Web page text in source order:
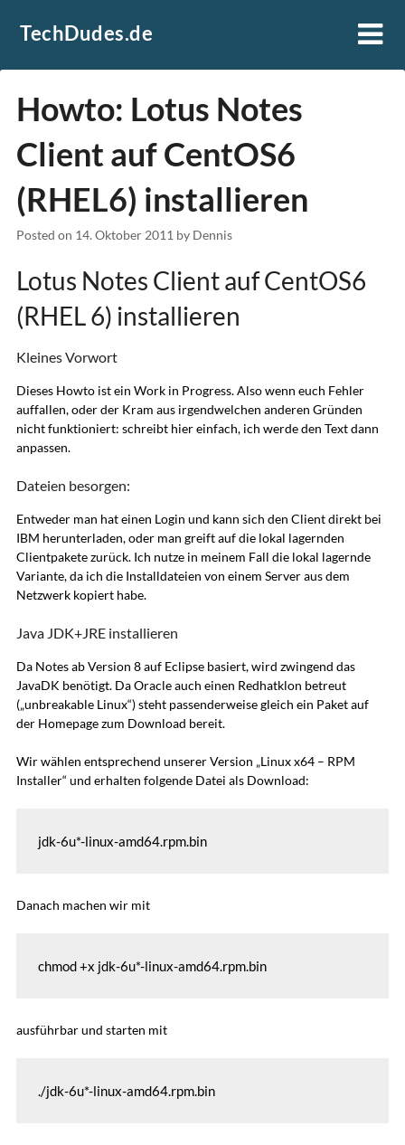
TechDudes.de
Howto: Lotus Notes
Client auf CentOS6
(RHEL6) installieren
Posted on 14. Oktober 2011 by Dennis
Lotus Notes Client auf CentOS6
(RHEL 6) installieren
Kleines Vorwort
Dieses Howto ist ein Work in Progress. Also wenn euch Fehler
auffallen, oder der Kram aus irgendwelchen anderen Gründen
nicht funktioniert: schreibt hier einfach, ich werde den Text dann
anpassen.
Dateien besorgen:
Entweder man hat einen Login und kann sich den Client direkt bei
IBM herunterladen, oder man greift auf die lokal lagernden
Clientpakete zurück. Ich nutze in meinem Fall die lokal lagernde
Variante, da ich die Installdateien von einem Server aus dem
Netzwerk kopiert habe.
Java JDK+JRE installieren
Da Notes ab Version 8 auf Eclipse basiert, wird zwingend das
JavaDK benötigt. Da Oracle auch einen Redhatklon betreut
(„unbreakable Linux“) steht passenderweise gleich ein Paket auf
der Homepage zum Download bereit.
Wir wählen entsprechend unserer Version „Linux x64 – RPM
Installer“ und erhalten folgende Datei als Download:
jdk-6u*-linux-amd64.rpm.bin
Danach machen wir mit
chmod +x jdk-6u*-linux-amd64.rpm.bin
ausführbar und starten mit
./jdk-6u*-linux-amd64.rpm.bin